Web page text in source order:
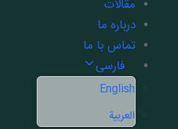
مقالات
درباره ما
تماس با ما
فارسی
English
العربية